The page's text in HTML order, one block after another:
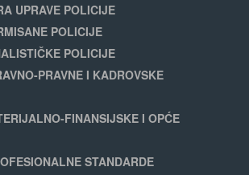
UPRAVE POLICIJE
POLICIJE
POLICIJE
PRAVNE I KADROVSKE
FINANSIJSKE I OPĆE
STANDARDE